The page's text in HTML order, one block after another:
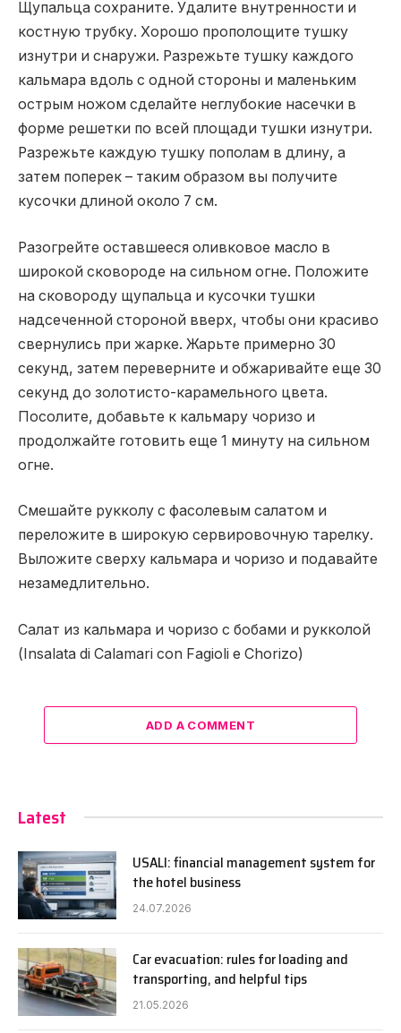
Щупальца сохраните. Удалите внутренности и
костную трубку. Хорошо прополощите тушку
изнутри и снаружи. Разрежьте тушку каждого
кальмара вдоль с одной стороны и маленьким
острым ножом сделайте неглубокие насечки в
форме решетки по всей площади тушки изнутри.
Разрежьте каждую тушку пополам в длину, а
затем поперек – таким образом вы получите
кусочки длиной около 7 см.
Разогрейте оставшееся оливковое масло в
широкой сковороде на сильном огне. Положите
на сковороду щупальца и кусочки тушки
надсеченной стороной вверх, чтобы они красиво
свернулись при жарке. Жарьте примерно 30
секунд, затем переверните и обжаривайте еще 30
секунд до золотисто-карамельного цвета.
Посолите, добавьте к кальмару чоризо и
продолжайте готовить еще 1 минуту на сильном
огне.
Смешайте рукколу с фасолевым салатом и
переложите в широкую сервировочную тарелку.
Выложите сверху кальмара и чоризо и подавайте
незамедлительно.
Салат из кальмара и чоризо с бобами и рукколой
(Insalata di Calamari con Fagioli e Chorizo)
ADD A COMMENT
Latest
USALI: financial management system for
the hotel business
24.07.2026
Car evacuation: rules for loading and
transporting, and helpful tips
21.05.2026